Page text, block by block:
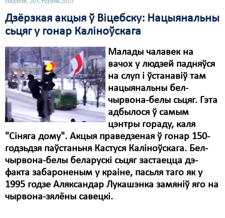
Дзёрзкая акцыя ў Віцебску: Нацыянальны
сьцяг у гонар Каліноўскага
Малады чалавек на
вачох у людзей падняўся
на слуп і ўстанавіў там
нацыянальны бел-
чырвона-белы сьцяг. Гэта
адбылося ў самым
цэнтры гораду, каля
"Сіняга дому". Акцыя праведзеная ў гонар 150-
годзьдзя паўстаньня Кастуся Каліноўскага. Бел-
чырвона-белы беларускі сьцяг застаецца дэ-
факта забароненым у краіне, пасьля таго як у
1995 годзе Аляксандар Лукашэнка замяніў яго на
чырвона-зялёны савецкі.